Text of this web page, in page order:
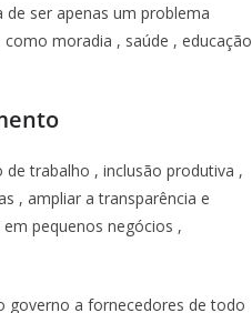
de ser apenas um problema
como moradia , saúde , educação
detrabalho , inclusão produtiva ,
, ampliar atransparência e
em pequenos negócios ,
governo a fornecedores detodo